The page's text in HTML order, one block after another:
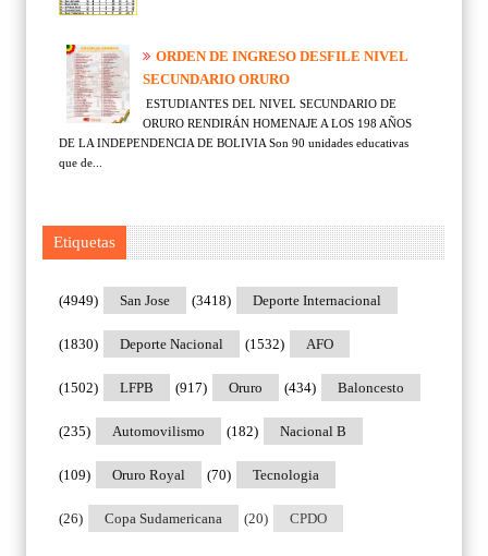
ORDEN DE INGRESO DESFILE NIVEL
SECUNDARIO ORURO
ESTUDIANTES DEL NIVEL SECUNDARIO DE
ORURO RENDIRÁN HOMENAJE A LOS 198 AÑOS
DE LA INDEPENDENCIA DE BOLIVIA Son 90 unidades educativas
que de...
Etiquetas
San Jose
(4949) Deporte Internacional
(3418)
Deporte Nacional
(1830) AFO
(1532)
LFPB
(1502) Oruro
(917) Baloncesto
(434)
Automovilismo
(235) Nacional B
(182)
Oruro Royal
(109) Tecnologia
(70)
Copa Sudamericana
(26) CPDO
(20)